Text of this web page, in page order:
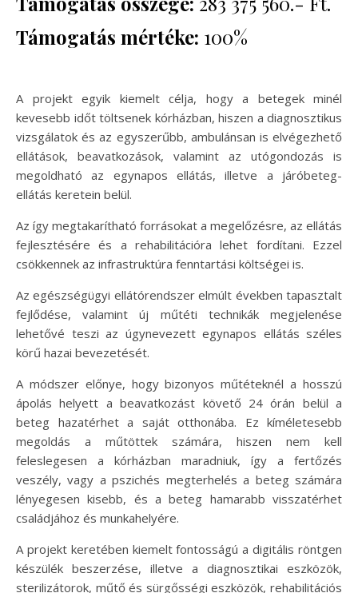
Támogatás mértéke: 100%
A projekt egyik kiemelt célja, hogy a betegek minél
kevesebb időt töltsenek kórházban, hiszen a diagnosztikus
vizsgálatok és az egyszerűbb, ambulánsan is elvégezhető
ellátások, beavatkozások, valamint az utógondozás is
megoldható az egynapos ellátás, illetve a járóbeteg-
ellátás keretein belül.
Az így megtakarítható forrásokat a megelőzésre, az ellátás
fejlesztésére és a rehabilitációra lehet fordítani. Ezzel
csökkennek az infrastruktúra fenntartási költségei is.
Az egészségügyi ellátórendszer elmúlt években tapasztalt
fejlődése, valamint új műtéti technikák megjelenése
lehetővé teszi az úgynevezett egynapos ellátás széles
körű hazai bevezetését.
A módszer előnye, hogy bizonyos műtéteknél a hosszú
ápolás helyett a beavatkozást követő 24 órán belül a
beteg hazatérhet a saját otthonába. Ez kíméletesebb
megoldás a műtöttek számára, hiszen nem kell
feleslegesen a kórházban maradniuk, így a fertőzés
veszély, vagy a pszichés megterhelés a beteg számára
lényegesen kisebb, és a beteg hamarabb visszatérhet
családjához és munkahelyére.
A projekt keretében kiemelt fontosságú a digitális röntgen
készülék beszerzése, illetve a diagnosztikai eszközök,
sterilizátorok, műtő és sürgősségi eszközök, rehabilitációs